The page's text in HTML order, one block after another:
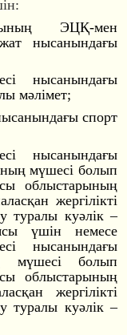
ЭЦҚ-мен
нысанындағы
нысанындағы
мәлімет;
спорт
нысанындағы
мүшесі болып
облыстарының
жергілікті
туралы куәлік –
үшін немесе
нысанындағы
мүшесі болып
облыстарының
жергілікті
туралы куәлік –